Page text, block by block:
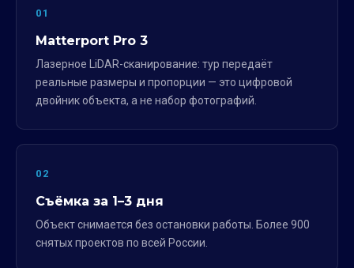
01
Matterport Pro 3
Лазерное LiDAR-сканирование: тур передаёт
реальные размеры и пропорции — это цифровой
двойник объекта, а не набор фотографий.
02
Съёмка за 1–3 дня
Объект снимается без остановки работы. Более 900
снятых проектов по всей России.